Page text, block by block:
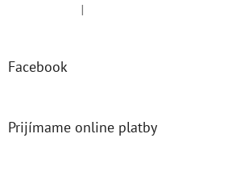
Hodnotenie produktu je 5 z 5
|
Facebook
Prijímame online platby